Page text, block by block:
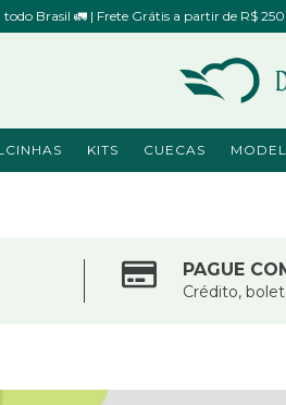
Brasil 🚛 | Frete Grátis a partir de R$
KITS CUECAS
PAGUE
Crédito,